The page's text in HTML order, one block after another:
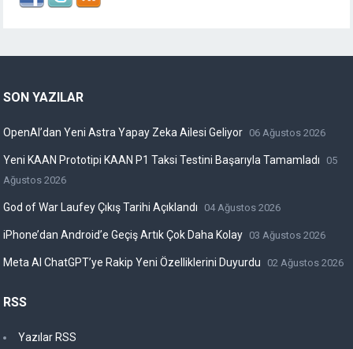
SON YAZILAR
OpenAI’dan Yeni Astra Yapay Zeka Ailesi Geliyor 06 Ağustos 2026
Yeni KAAN Prototipi KAAN P1 Taksi Testini Başarıyla Tamamladı
05
Ağustos 2026
God of War Laufey Çıkış Tarihi Açıklandı 04 Ağustos 2026
iPhone’dan Android’e Geçiş Artık Çok Daha Kolay 03 Ağustos 2026
Meta AI ChatGPT’ye Rakip Yeni Özelliklerini Duyurdu 02 Ağustos 2026
RSS
Yazılar RSS